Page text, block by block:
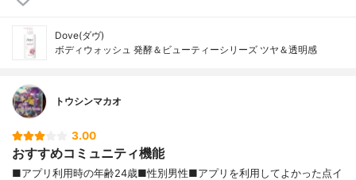
Dove(ダヴ)
ボディウォッシュ 発酵＆ビューティーシリーズ ツヤ＆透明感
トウシンマカオ
3.00
おすすめコミュニティ機能
■アプリ利用時の年齢24歳■性別男性■アプリを利用してよかった点イ